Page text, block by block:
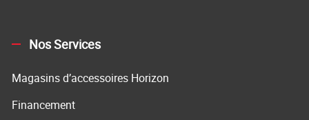
Nos Services
Magasins d’accessoires Horizon
Financement